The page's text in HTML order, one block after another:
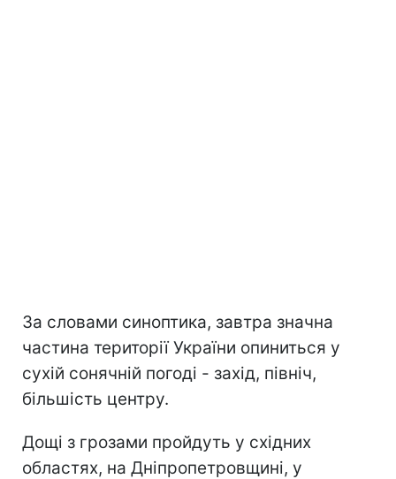
За словами синоптика, завтра значна
частина території України опиниться у
сухій сонячній погоді - захід, північ,
більшість центру.
Дощі з грозами пройдуть у східних
областях, на Дніпропетровщині, у